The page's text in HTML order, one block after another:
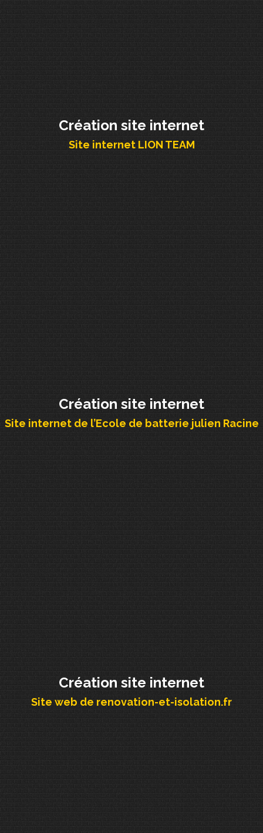
Création site internet
Site internet LION TEAM
Création site internet
Site internet de l’Ecole de batterie julien Racine
Création site internet
Site web de renovation-et-isolation.fr